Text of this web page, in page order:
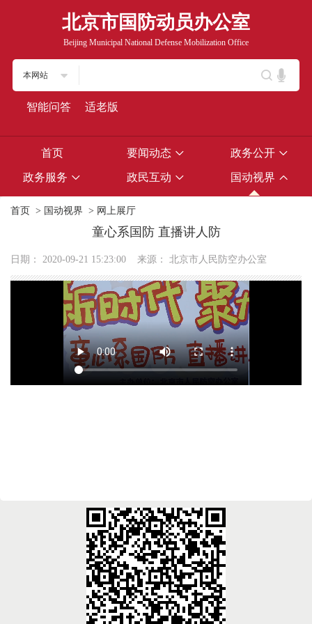
北京市国防动员办公室
Beijing Municipal National Defense Mobilization Office
本网站
智能问答 适老版
首页 要闻动态 政务公开
政务服务 政民互动 国动视界
首页 > 国动视界 > 网上展厅
童心系国防 直播讲人防
日期： 2020-09-21 15:23:00 来源： 北京市人民防空办公室